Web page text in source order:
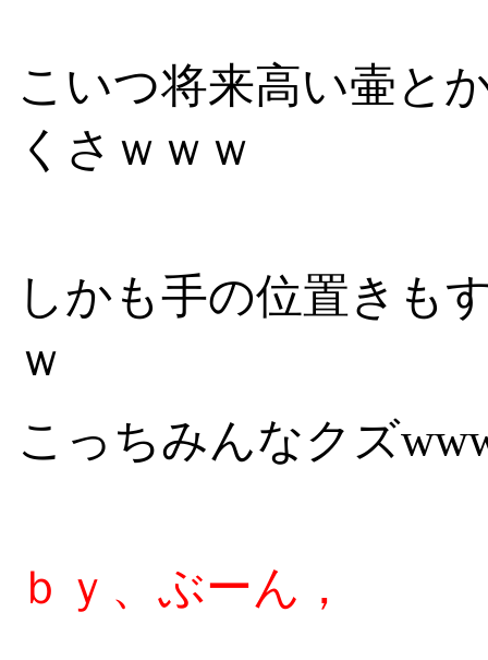
こいつ将来高い壷と
くさｗｗｗ
しかも手の位置きも
ｗ
こっちみんなクズ
ｂｙ、ぶーん，